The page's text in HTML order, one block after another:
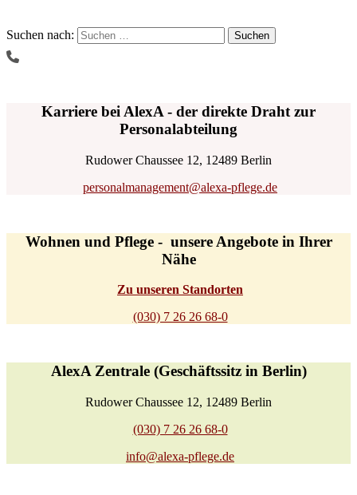
Suchen nach:
Karriere bei AlexA - der direkte Draht zur
Personalabteilung
Rudower Chaussee 12, 12489 Berlin
personalmanagement@alexa-pflege.de
Wohnen und Pflege - unsere Angebote in Ihrer
Nähe
Zu unseren Standorten
(030) 7 26 26 68-0
AlexA Zentrale (Geschäftssitz in Berlin)
Rudower Chaussee 12, 12489 Berlin
(030) 7 26 26 68-0
info@alexa-pflege.de